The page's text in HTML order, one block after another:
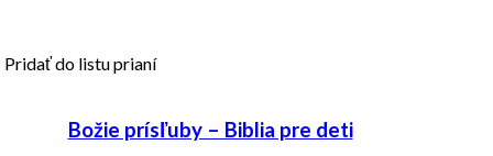
Pridať do listu prianí
Božie prísľuby – Biblia pre deti